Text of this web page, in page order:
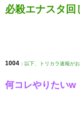
必殺エナスタ回
1004 : 以下、トリカラ速報が
何コレやりたいw